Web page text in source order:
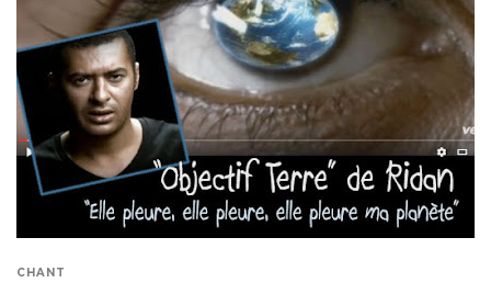
CHANT